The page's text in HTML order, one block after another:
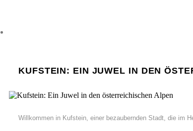
KUFSTEIN: EIN JUWEL IN DEN
Willkommen in Kufstein, einer bezaubernden Stadt, die im